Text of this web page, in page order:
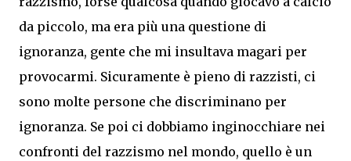
da piccolo, ma era più una questione di
ignoranza, gente che mi insultava magari per
provocarmi. Sicuramente è pieno di razzisti, ci
sono molte persone che discriminano per
ignoranza. Se poi ci dobbiamo inginocchiare nei
confronti del razzismo nel mondo, quello è un